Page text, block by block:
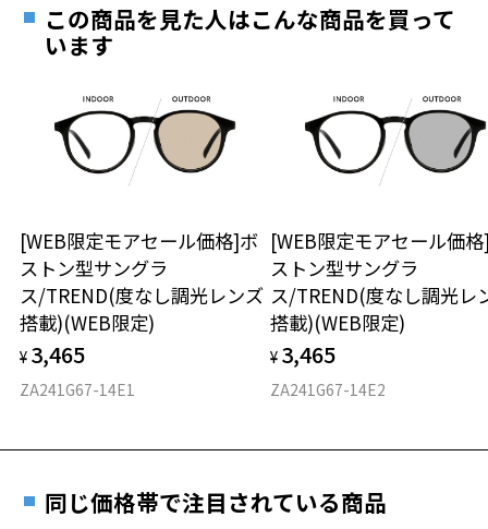
お気に入り
お気に入りに追加済です。
ガラスのひずみの干渉色が見えることがあります。
※液晶画面（パソコン・携帯電話・タブレット・カメラ等の液晶画面
※本製品を使用中に違和感を感じた場合は使用を中止してください。
※強い衝撃やひねり等は偏光フィルターが外れる原因となりますので
ご注意ください。
※あまり長い時間ご使用されないようご注意ください。
品名：ファッション用サングラス
レンズの材質：プラスチック
フロント色：ブラウン(べっ甲柄)
レンズ枠の材質：French Plastic
紫外線透過率：0.1%以下 (紫外線カット率：99.9%以上)
使用上の注意：高温のところに置いたり、傷をつけるような金属と一
お持ちのZoffメガネサイズを確認するには？
仕上がり寸法
D 仕上がりの横幅：約145mm
E 仕上がりの縦幅：約49mm
重さ
※サングラス：レンズ込みの重さ
※着脱式サングラス：デモレンズ、アタッチメント込みの重さ
Zoffならではの安心サポート
安心1 フレーム１年間品質保証
商品不良により生じた破損等の不具合は、お渡し
日または発送日より１年間修理又は交換させて頂
※保証期間内に交換が行われた場合、保証期間は初期の期間から
延長されません。
安心2 視力測定無料
視力の変化を早めに発見するために、定期的な視
力測定をおすすめいたします。
フレームの歪みやかかり具合の調整・クリーニン
グは、全国のZoff店舗にていつでも対応いたしま
この商品を見た人はこんな商品を買って
います
[WEB限定モアセール価格]ボ
ストン型サングラ
ス/TREND(度なし調光レンズ
搭載)(WEB限定)
¥ 3,465
ZA241G67-14E1
[WEB限定モアセール価
ストン型サングラ
ス/TREND(度なし調光レ
搭載)(WEB限定)
¥ 3,465
ZA241G67-14E2
同じ価格帯で注目されている商品